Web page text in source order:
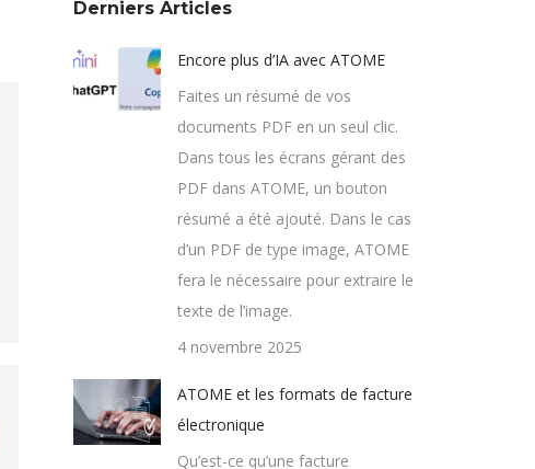
Derniers Articles
Encore plus d’IA avec ATOME
Faites un résumé de vos
documents PDF en un seul clic.
Dans tous les écrans gérant des
PDF dans ATOME, un bouton
résumé a été ajouté. Dans le cas
d’un PDF de type image, ATOME
fera le nécessaire pour extraire le
texte de l’image.
4 novembre 2025
ATOME et les formats de facture
électronique
Qu’est-ce qu’une facture